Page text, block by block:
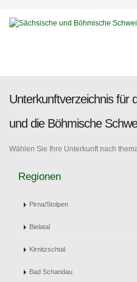
Unterkunftverzeichnis für
und die Böhmische
Wählen Sie Ihre Unterkunft nach
Regionen
Pirna/Stolpen
Bielatal
Kirnitzschtal
Bad Schandau